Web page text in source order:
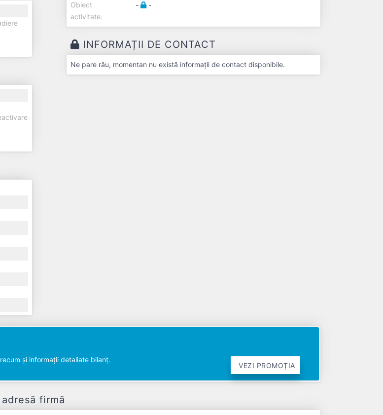
Obiect
activitate:
- -
INFORMAȚII DE CONTACT
Ne pare rău, momentan nu există informații de contact disponibile.
și informații detaliate bilanț.
VEZI PROMOȚIA
firmă